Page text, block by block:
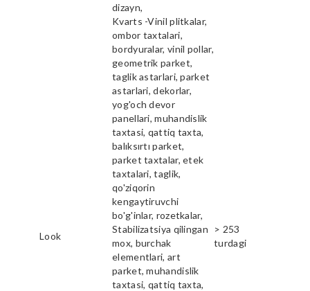
dizayn,
Look
Kvarts -Vinil plitkalar,
ombor taxtalari,
bordyuralar, vinil pollar,
geometrik parket,
taglik astarlari, parket
astarlari, dekorlar,
yog'och devor
panellari, muhandislik
taxtasi, qattiq taxta,
balıksırtı parket,
parket taxtalar, etek
taxtalari, taglik,
qo'ziqorin
kengaytiruvchi
bo'g'inlar, rozetkalar,
Stabilizatsiya qilingan
mox, burchak
elementlari, art
parket, muhandislik
taxtasi, qattiq taxta,
> 253
turdagi